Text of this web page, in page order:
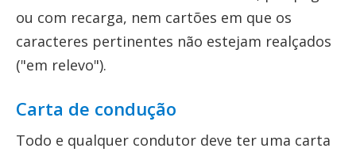
ou com recarga, nem cartões em que os
caracteres pertinentes não estejam realçados
("em relevo").
Carta de condução
Todo e qualquer condutor deve ter uma carta